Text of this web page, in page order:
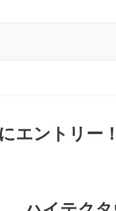
エントリー